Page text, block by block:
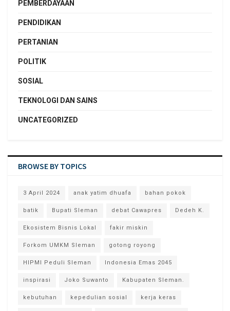
PEMBERDAYAAN
PENDIDIKAN
PERTANIAN
POLITIK
SOSIAL
TEKNOLOGI DAN SAINS
UNCATEGORIZED
BROWSE BY TOPICS
3 April 2024 anak yatim dhuafa bahan pokok
batik Bupati Sleman debat Cawapres Dedeh K.
Ekosistem Bisnis Lokal fakir miskin
Forkom UMKM Sleman gotong royong
HIPMI Peduli Sleman Indonesia Emas 2045
inspirasi Joko Suwanto Kabupaten Sleman.
kebutuhan kepedulian sosial kerja keras